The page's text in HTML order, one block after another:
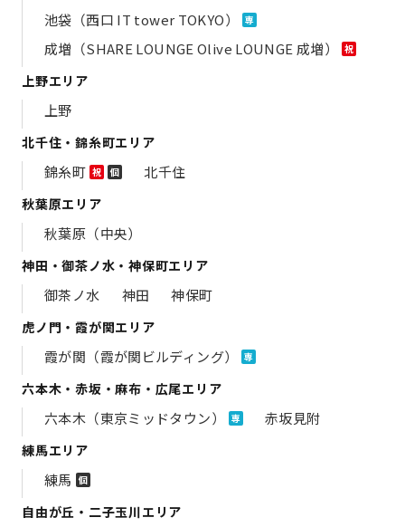
池袋（西口 IT tower TOKYO） 専
成増（SHARE LOUNGE Olive LOUNGE 成増） 祝
上野エリア
上野
北千住・錦糸町エリア
錦糸町 祝 個 北千住
秋葉原エリア
秋葉原（中央）
神田・御茶ノ水・神保町エリア
御茶ノ水 神田 神保町
虎ノ門・霞が関エリア
霞が関（霞が関ビルディング） 専
六本木・赤坂・麻布・広尾エリア
六本木（東京ミッドタウン） 専 赤坂見附
練馬エリア
練馬 個
自由が丘・二子玉川エリア